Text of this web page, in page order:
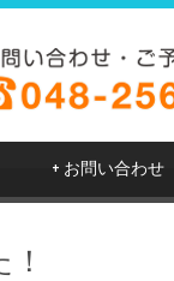
お問い合わせ
+